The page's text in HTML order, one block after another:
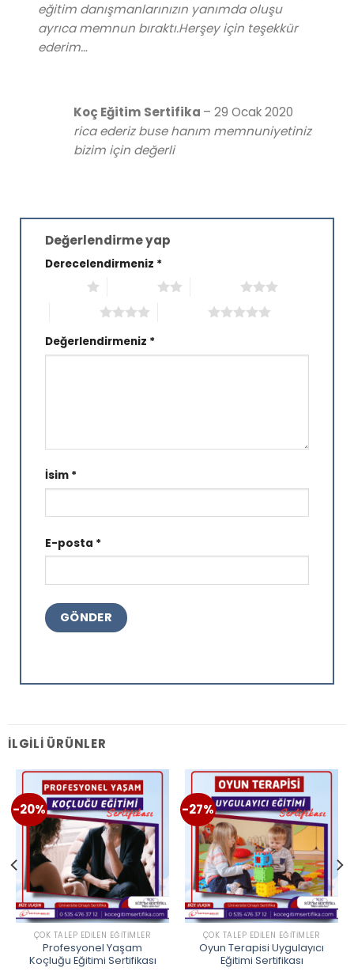
eğitim danışmanlarınızın yanımda oluşu
ayrıca memnun bıraktı.Herşey için teşekkür
ederim…
Koç Eğitim Sertifika – 29 Ocak 2020
rica ederiz buse hanım memnuniyetiniz
bizim için değerli
Değerlendirme yap
Derecelendirmeniz *
Değerlendirmeniz *
İsim *
E-posta *
İLGILI ÜRÜNLER
-20%
ÇOK TALEP EDILEN EĞITIMLER
Profesyonel Yaşam
Koçluğu Eğitimi Sertifikası
-27%
ÇOK TALEP EDILEN EĞITIMLER
Oyun Terapisi Uygulayıcı
Eğitimi Sertifikası